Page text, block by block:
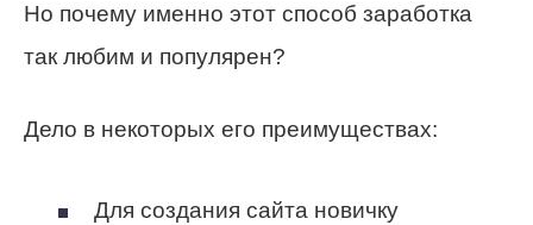
Но почему именно этот способ заработка
так любим и популярен?
Дело в некоторых его преимуществах:
Для создания сайта новичку